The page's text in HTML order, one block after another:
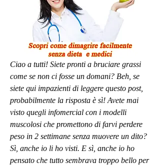
Ciao a tutti! Siete pronti a bruciare grassi
come se non ci fosse un domani? Beh, se
siete qui impazienti di leggere questo post,
probabilmente la risposta è sì! Avete mai
visto quegli infomercial con i modelli
muscolosi che promettono di farvi perdere
peso in 2 settimane senza muovere un dito?
Sì, anche io li ho visti. E sì, anche io ho
pensato che tutto sembrava troppo bello per